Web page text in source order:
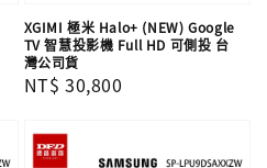
XGIMI 極米 Halo+ (NEW) Google
TV 智慧投影機 Full HD 可側投 台
灣公司貨
Regular
NT$ 30,800